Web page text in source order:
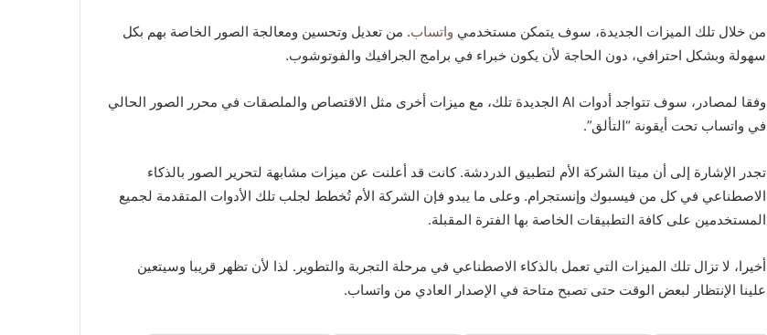
من خلال تلك الميزات الجديدة، سوف يتمكن مستخدمي واتساب. من تعديل وتحسين ومعالجة الصور الخاصة بهم بكل
سهولة وبشكل احترافي، دون الحاجة لأن يكون خبراء في برامج الجرافيك والفوتوشوب.
وفقا لمصادر، سوف تتواجد أدوات AI الجديدة تلك، مع ميزات أخرى مثل الاقتصاص والملصقات في محرر الصور الحالي
في واتساب تحت أيقونة “التألق”.
تجدر الإشارة إلى أن ميتا الشركة الأم لتطبيق الدردشة. كانت قد أعلنت عن ميزات مشابهة لتحرير الصور بالذكاء
الاصطناعي في كل من فيسبوك وإنستجرام. وعلى ما يبدو فإن الشركة الأم تُخطط لجلب تلك الأدوات المتقدمة لجميع
المستخدمين على كافة التطبيقات الخاصة بها الفترة المقبلة.
أخيرا، لا تزال تلك الميزات التي تعمل بالذكاء الاصطناعي في مرحلة التجربة والتطوير. لذا لأن تظهر قريبا وسيتعين
علينا الإنتظار لبعض الوقت حتى تصبح متاحة في الإصدار العادي من واتساب.